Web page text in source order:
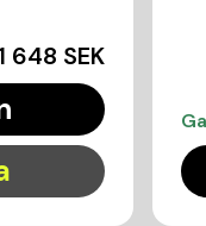
648 SEK